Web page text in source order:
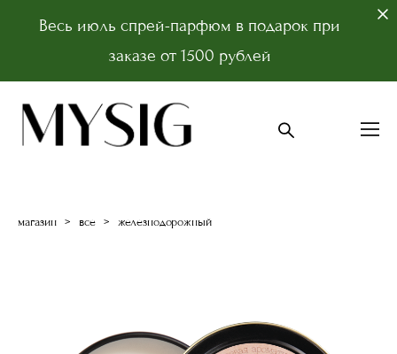
Весь июль спрей-парфюм в подарок при
заказе от 1500 рублей
магазин > все > железнодорожный